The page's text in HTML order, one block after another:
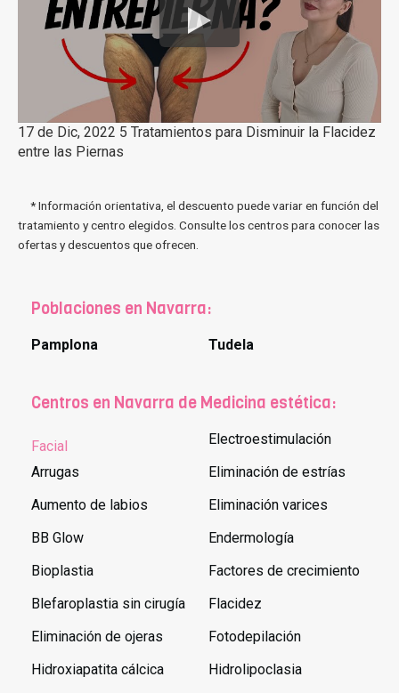
17 de Dic, 2022 5 Tratamientos para Disminuir la Flacidez
entre las Piernas
* Información orientativa, el descuento puede variar en función del
tratamiento y centro elegidos. Consulte los centros para conocer las
ofertas y descuentos que ofrecen.
Poblaciones en Navarra:
Pamplona Tudela
Centros en Navarra de Medicina estética:
Facial
Arrugas
Aumento de labios
BB Glow
Bioplastia
Blefaroplastia sin cirugía
Eliminación de ojeras
Hidroxiapatita cálcica
Electroestimulación
Eliminación de estrías
Eliminación varices
Endermología
Factores de crecimiento
Flacidez
Fotodepilación
Hidrolipoclasia